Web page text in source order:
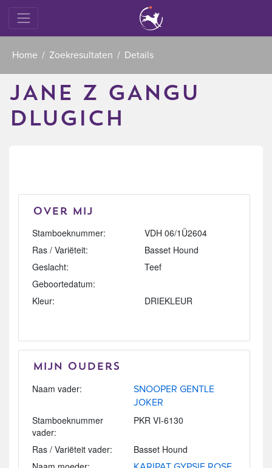
Home Zoekresultaten Details
JANE Z GANGU
DLUGICH
Over mij
Stamboeknummer:
VDH 06/1Ü2604
Ras / Variëteit:
Basset Hound
Geslacht:
Teef
Geboortedatum:
Kleur:
DRIEKLEUR
Mijn Ouders
Naam vader:
SNOOPER GENTLE
JOKER
Stamboeknummer
vader:
PKR VI-6130
Ras / Variëteit vader:
Basset Hound